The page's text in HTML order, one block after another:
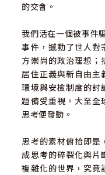
的交會。
我們活在一個被事件
事件，撼動了世人對
方崇尚的政治理想；
居住正義與新自由主
環境與安檢制度的討
題備受重視。大至全
思考便發動。
思考的素材俯拾即是
成思考的碎裂化與片
複雜化的世界，究竟